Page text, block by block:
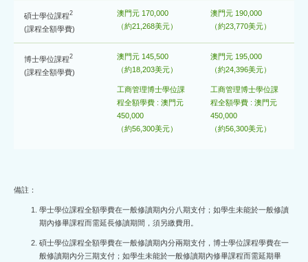
碩士學位課程2
(課程全額學費)
澳門元 170,000
（約21,268美元）
澳門元 190,000
（約23,770美元）
博士學位課程2
(課程全額學費)
澳門元 145,500
（約18,203美元）
工商管理博士學位課
程全額學費 : 澳門元
450,000
（約56,300美元）
澳門元 195,000
（約24,396美元）
工商管理博士學位課
程全額學費 : 澳門元
450,000
（約56,300美元）
備註：
學士學位課程全額學費在一般修讀期內分八期支付；如學生未能於一般修讀
期內修畢課程而需延長修讀期間，須另繳費用。
碩士學位課程全額學費在一般修讀期內分兩期支付，博士學位課程學費在一
般修讀期內分三期支付；如學生未能於一般修讀期內修畢課程而需延期畢